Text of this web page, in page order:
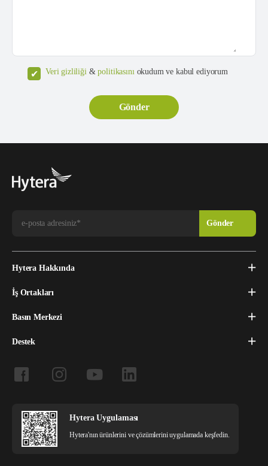
Veri gizliliği&politikasınıokudum ve kabul ediyorum
Hytera Hakkında
İş Ortakları
Basın Merkezi
Destek
Hytera Uygulaması
Hytera'nın ürünlerini ve çözümlerini uygulamada keşfedin.